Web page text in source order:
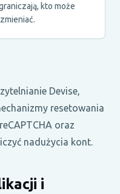
kto może
Devise,
resetowania
oraz
nadużycia kont.
i